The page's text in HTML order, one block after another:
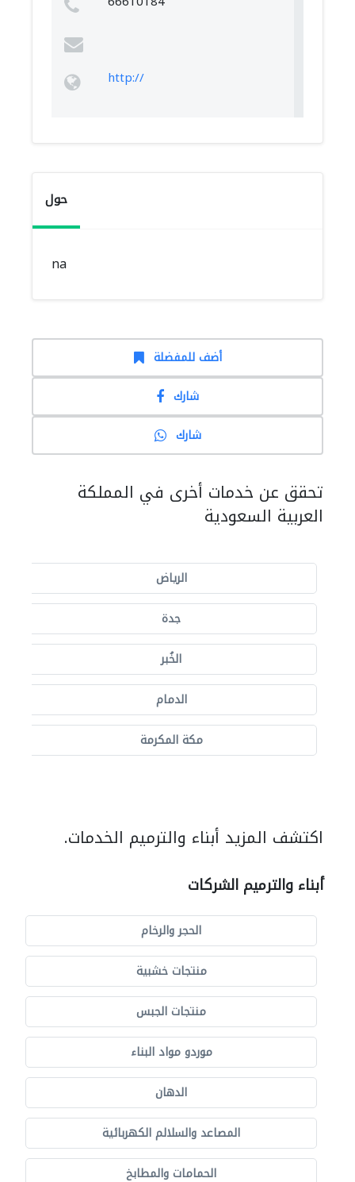
http://
حول
na
أضف للمفضلة
شارك
شارك
تحقق عن خدمات أخرى في المملكة
العربية السعودية
الرياض
جدة
الخُبر
الدمام
مكة المكرمة
اكتشف المزيد أبناء والترميم الخدمات.
أبناء والترميم الشركات
الحجر والرخام
منتجات خشبية
منتجات الجبس
موردو مواد البناء
الدهان
المصاعد والسلالم الكهربائية
الحمامات والمطابخ